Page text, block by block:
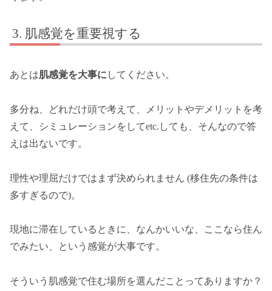
肌感覚を重要視する
あとは肌感覚を大事に してください。
多分ね、どれだけ頭で考えて、メリットやデメリットを考
えて、シミュレーションをしてetc.しても、そんなので答
えは出ないです。
理性や理屈だけではまず決められません (移住先の条件は
多すぎるので)。
現地に滞在しているときに、なんかいいな、ここなら住ん
でみたい、という感覚が大事です。
そういう肌感覚で住む場所を選んだことってありますか？